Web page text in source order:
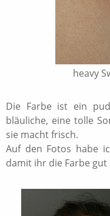
heavy
Die Farbe ist ein
bläuliche, eine tolle
sie macht frisch.
Auf den Fotos habe
damit ihr die Farbe gut